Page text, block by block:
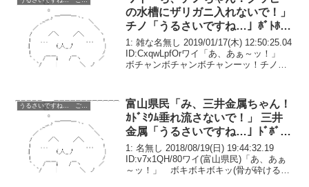
の水槽にザリガニ入れないで！」
チノ「うるさいですね…」ﾎﾞﾄﾎﾞﾄ
ﾎﾞﾄ
1: 雑な名無し 2019/01/17(木) 12:50:25.04
ID:CxqwLpfOrワイ「あ、あぁ～ッ！」
ボチャンボチャンボチャンーッ！チノ
がとうございまし...
うるさいですね… ごちうさ コピペ改変
富山県民「み、三井金属ちゃん！
ｶﾄﾞﾐｳﾑ垂れ流さないで！」 三井
金属「うるさいですね…」ﾄﾞﾎﾞﾄﾞ
ﾎﾞ
1: 名無し 2018/08/19(日) 19:44:32.19
ID:v7x1QH/80ワイ(富山県民)「あ、あぁ
～ッ！」 ボキボキボキッ(骨が砕ける音)